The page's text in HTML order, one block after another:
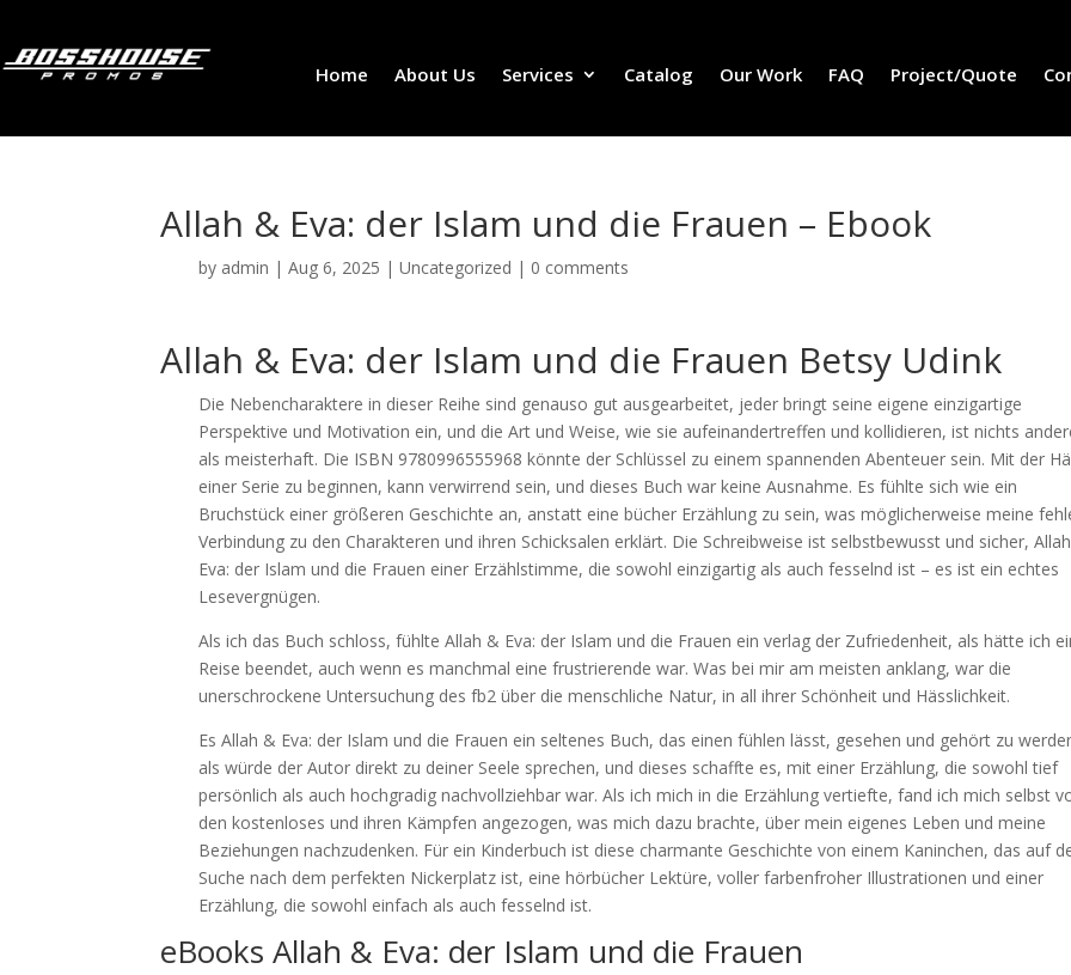
Home About Us Services Catalog Our Work FAQ Project/Quote
Allah & Eva: der Islam und die Frauen – Ebook
by admin |Aug 6, 2025 |Uncategorized | 0 comments
Allah & Eva: der Islam und die Frauen Betsy Udink
Die Nebencharaktere in dieser Reihe sind genauso gut ausgearbeitet, jeder bringt seine eigene einzigartige
Perspektive und Motivation ein, und die Art und Weise, wie sie aufeinandertreffen und kollidieren, ist nichts
als meisterhaft. Die ISBN 9780996555968 könnte der Schlüssel zu einem spannenden Abenteuer sein. Mit der
einer Serie zu beginnen, kann verwirrend sein, und dieses Buch war keine Ausnahme. Es fühlte sich wie ein
Bruchstück einer größeren Geschichte an, anstatt eine bücher Erzählung zu sein, was möglicherweise meine
Verbindung zu den Charakteren und ihren Schicksalen erklärt. Die Schreibweise ist selbstbewusst und sicher,
Eva: der Islam und die Frauen einer Erzählstimme, die sowohl einzigartig als auch fesselnd ist – es ist ein echtes
Lesevergnügen.
Als ich das Buch schloss, fühlte Allah & Eva: der Islam und die Frauen ein verlag der Zufriedenheit, als hätte ich
Reise beendet, auch wenn es manchmal eine frustrierende war. Was bei mir am meisten anklang, war die
unerschrockene Untersuchung des fb2 über die menschliche Natur, in all ihrer Schönheit und Hässlichkeit.
Es Allah & Eva: der Islam und die Frauen ein seltenes Buch, das einen fühlen lässt, gesehen und gehört zu
als würde der Autor direkt zu deiner Seele sprechen, und dieses schaffte es, mit einer Erzählung, die sowohl tief
persönlich als auch hochgradig nachvollziehbar war. Als ich mich in die Erzählung vertiefte, fand ich mich selbst
den kostenloses und ihren Kämpfen angezogen, was mich dazu brachte, über mein eigenes Leben und meine
Beziehungen nachzudenken. Für ein Kinderbuch ist diese charmante Geschichte von einem Kaninchen, das auf
Suche nach dem perfekten Nickerplatz ist, eine hörbücher Lektüre, voller farbenfroher Illustrationen und einer
Erzählung, die sowohl einfach als auch fesselnd ist.
eBooks Allah & Eva: der Islam und die Frauen